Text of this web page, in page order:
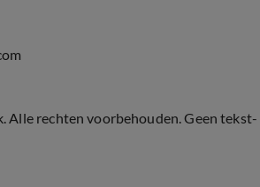
Alle rechten voorbehouden. Geen tekst-